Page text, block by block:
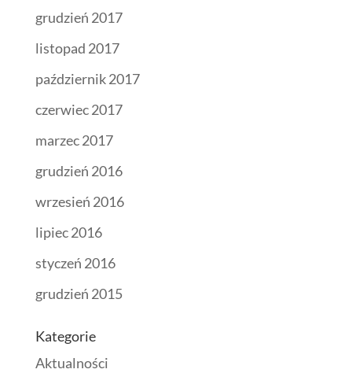
grudzień 2017
listopad 2017
październik 2017
czerwiec 2017
marzec 2017
grudzień 2016
wrzesień 2016
lipiec 2016
styczeń 2016
grudzień 2015
Kategorie
Aktualności